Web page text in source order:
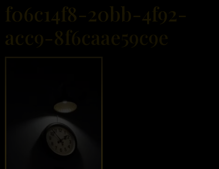
f06c14f8-20bb-4f92-
acc9-8f6caae59c9e